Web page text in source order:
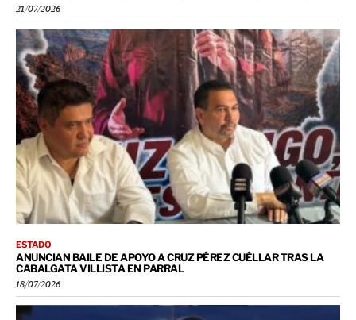
21/07/2026
ESTADO
ANUNCIAN BAILE DE APOYO A CRUZ PÉREZ CUÉLLAR TRAS LA
CABALGATA VILLISTA EN PARRAL
18/07/2026